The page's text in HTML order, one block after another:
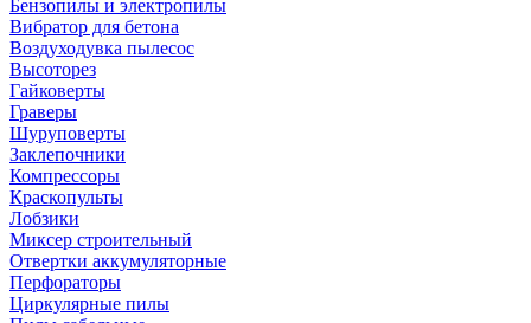
Бензопилы и электропилы
Вибратор для бетона
Воздуходувка пылесос
Высоторез
Гайковерты
Граверы
Шуруповерты
Заклепочники
Компрессоры
Краскопульты
Лобзики
Миксер строительный
Отвертки аккумуляторные
Перфораторы
Циркулярные пилы